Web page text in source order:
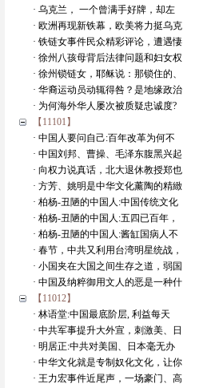
· 乌克兰， 一个曾满手好牌，却左
· 欧洲再现新铁幕，欧美将力挺乌克
· 铁链女事件民众精彩评论，遭遇悽
· 徐州八孩母背后法律问题和妇女权
· 徐州锁链女，耶稣说：那锁住的、
· 华裔运动员动辄得咎？是地缘政治
· 为何海外华人屡次被质疑忠诚度?
【11101】
· 中国人要问自己:百年改革为何不
· 中国刘邦、曹操、毛泽东腹黑兴起
· 向权力说真话，北大退休教授郑也
· 方芳、姚明是中华文化薰陶的精緻
· 柏杨-丑陋的中国人:中国传统文化
· 柏杨-丑陋的中国人:五四已百年，
· 柏杨-丑陋的中国人:酱缸国病人不
· 春节，中共又利用台湾明星统战，
· 小国夹在大国之间生存之道，弱国
· 中国及纳粹御用文人的恶是一种什
【11012】
· 林语堂:中国最底阶层, 利益每天
· 中共军事提升大外宣，刺激美、日
· 明居正:中共对美国、日本毫无办
· 中华文化就是专制奴化文化，让你
· 王力宏事件近尾声，一场豪门、高